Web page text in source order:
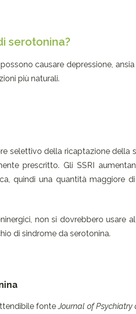
serotonina?
causare depressione,
più naturali.
selettivo della ricaptazione della
prescritto. Gli SSRI
quindi una quantità maggiore
non si dovrebbero usare
di sindrome da serotonina.
fonteJournal of